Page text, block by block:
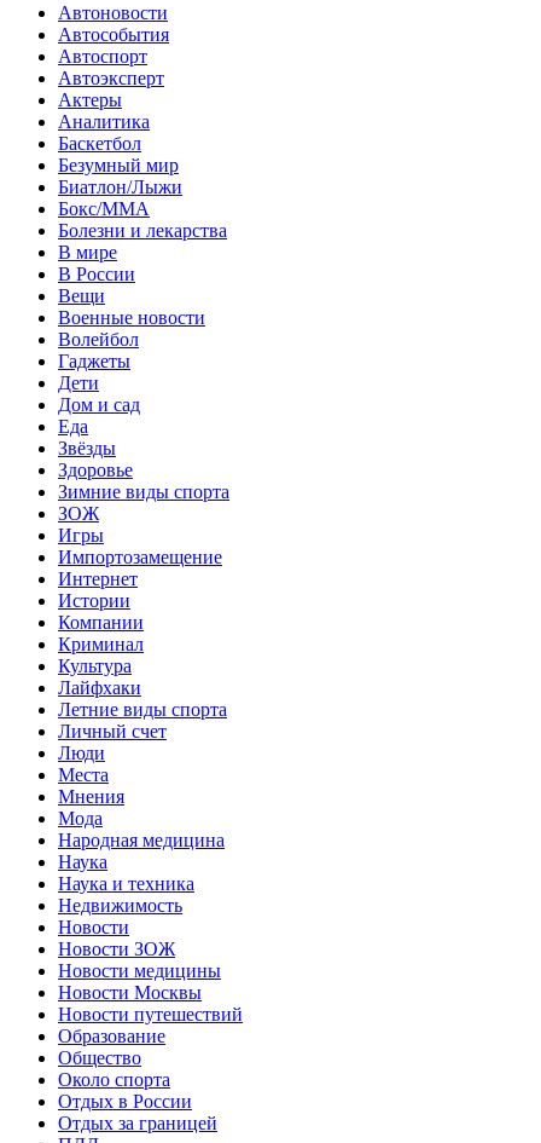
Автоновости
Автособытия
Автоспорт
Автоэксперт
Актеры
Аналитика
Баскетбол
Безумный мир
Биатлон/Лыжи
Бокс/MMA
Болезни и лекарства
В мире
В России
Вещи
Военные новости
Волейбол
Гаджеты
Дети
Дом и сад
Еда
Звёзды
Здоровье
Зимние виды спорта
ЗОЖ
Игры
Импортозамещение
Интернет
Истории
Компании
Криминал
Культура
Лайфхаки
Летние виды спорта
Личный счет
Люди
Места
Мнения
Мода
Народная медицина
Наука
Наука и техника
Недвижимость
Новости
Новости ЗОЖ
Новости медицины
Новости Москвы
Новости путешествий
Образование
Общество
Около спорта
Отдых в России
Отдых за границей